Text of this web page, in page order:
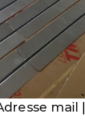
mail |